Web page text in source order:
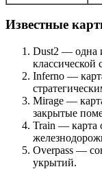
Известные
Dust2 — одна
классической
Inferno —
Mirage —
закрытые
Train — карта
Overpass —
укрытий.